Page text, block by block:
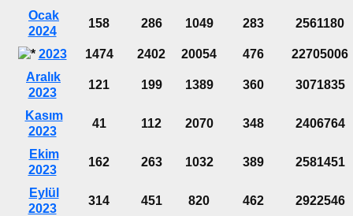
Ocak
2024
158 286 1049 283 2561180
2023 1474 2402 20054 476
22705006
Aralık
2023
121 199 1389 360 3071835
Kasım
2023
41 112 2070 348 2406764
Ekim
2023
162 263 1032 389 2581451
Eylül
2023
314 451 820 462 2922546